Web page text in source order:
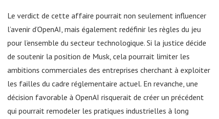
Le verdict de cette affaire pourrait non seulement influencer
l’avenir d’OpenAI, mais également redéfinir les règles du jeu
pour l’ensemble du secteur technologique. Si la justice décide
de soutenir la position de Musk, cela pourrait limiter les
ambitions commerciales des entreprises cherchant à exploiter
les failles du cadre réglementaire actuel. En revanche, une
décision favorable à OpenAI risquerait de créer un précédent
qui pourrait remodeler les pratiques industrielles à long